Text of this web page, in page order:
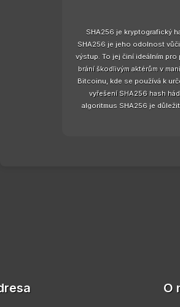
SHA256 je kryptografický
SHA256 je jeho odolnost
výstup. To jej činí ideálním
brání škodlivým aktérům v
Bitcoinu, kde se používá k
vyřešení SHA256 hash
algoritmus SHA256 je
O